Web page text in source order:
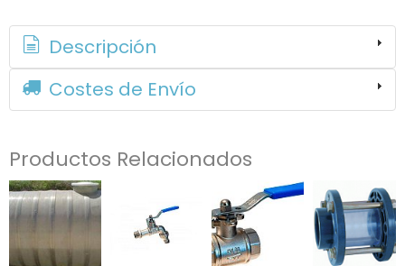
Descripción
Costes de Envío
Productos Relacionados